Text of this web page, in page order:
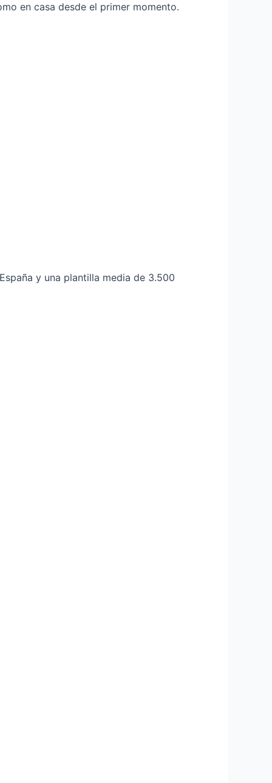
en casa desde el primer momento.
y una plantilla media de 3.500